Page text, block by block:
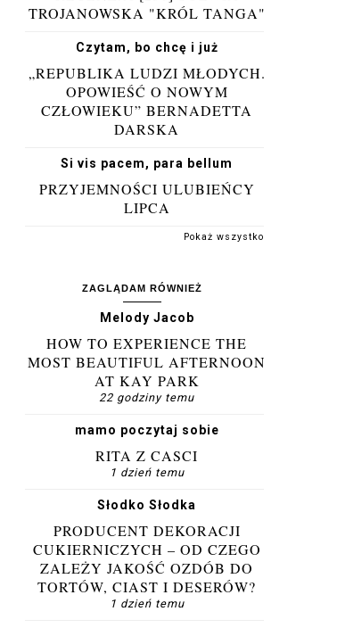
TROJANOWSKA "KRÓL TANGA"
Czytam, bo chcę i już
„REPUBLIKA LUDZI MŁODYCH.
OPOWIEŚĆ O NOWYM
CZŁOWIEKU” BERNADETTA
DARSKA
Si vis pacem, para bellum
PRZYJEMNOŚCI ULUBIEŃCY
LIPCA
Pokaż wszystko
ZAGLĄDAM RÓWNIEŻ
Melody Jacob
HOW TO EXPERIENCE THE
MOST BEAUTIFUL AFTERNOON
AT KAY PARK
22 godziny temu
mamo poczytaj sobie
RITA Z CASCI
1 dzień temu
Słodko Słodka
PRODUCENT DEKORACJI
CUKIERNICZYCH – OD CZEGO
ZALEŻY JAKOŚĆ OZDÓB DO
TORTÓW, CIAST I DESERÓW?
1 dzień temu